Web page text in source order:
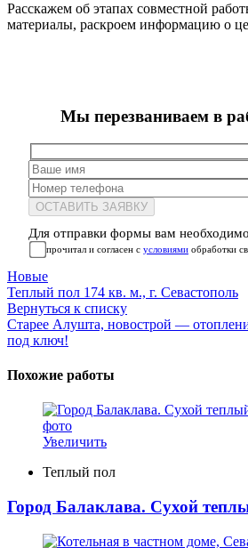
Расскажем об этапах совместной
материалы, раскроем информацию о
Мы перезваниваем в
Для отправки формы вам
прочитал и согласен с условиями обработки
Новые
Теплый пол 174 кв. м., г. Севастополь
Вернуться к списку
Старее Алушта, новострой —
под ключ!
Похожие работы
Увеличить
Теплый пол
Город Балаклава. Сухой